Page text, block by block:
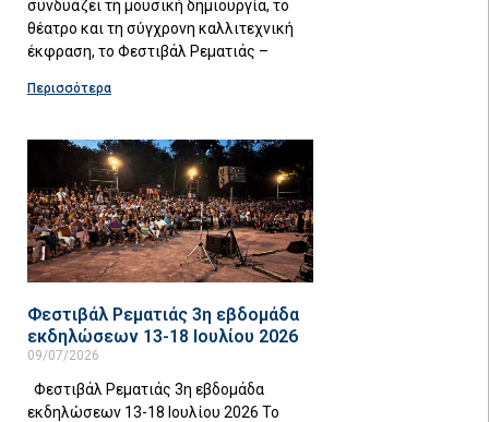
συνδυάζει τη μουσική δημιουργία, το
θέατρο και τη σύγχρονη καλλιτεχνική
έκφραση, το Φεστιβάλ Ρεματιάς –
Περισσότερα
Φεστιβάλ Ρεματιάς 3η εβδομάδα
εκδηλώσεων 13-18 Ιουλίου 2026
09/07/2026
Φεστιβάλ Ρεματιάς 3η εβδομάδα
εκδηλώσεων 13-18 Ιουλίου 2026 Το